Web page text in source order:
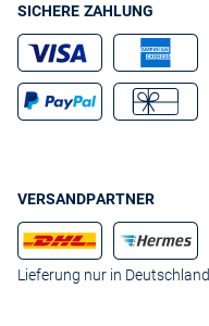
SICHERE ZAHLUNG
VERSANDPARTNER
Lieferung nur in Deutschland